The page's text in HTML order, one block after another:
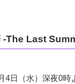
-The Last
4日（水）深夜0時